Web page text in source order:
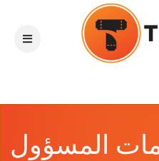
المسؤول